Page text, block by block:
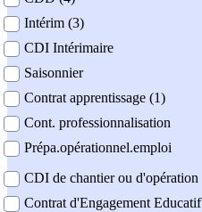
Intérim (3)
CDI Intérimaire
Saisonnier
Contrat apprentissage (1)
Cont. professionnalisation
Prépa.opérationnel.emploi
CDI de chantier ou d'opération
Contrat d'Engagement Educatif